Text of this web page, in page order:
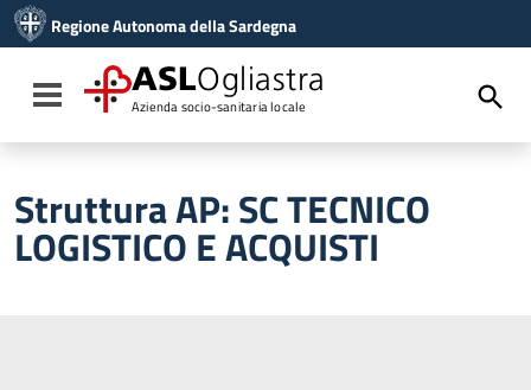
Vai al menu di navigazione
Vai al footer
Regione Autonoma della Sardegna
Toggle navigation
ASLOgliastra
Azienda socio-sanitaria locale
Struttura AP:SC TECNICO
LOGISTICO E ACQUISTI